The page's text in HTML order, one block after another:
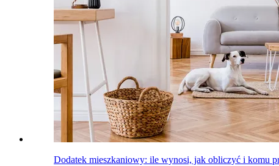
Dodatek mieszkaniowy: ile wynosi, jak obliczyć i komu